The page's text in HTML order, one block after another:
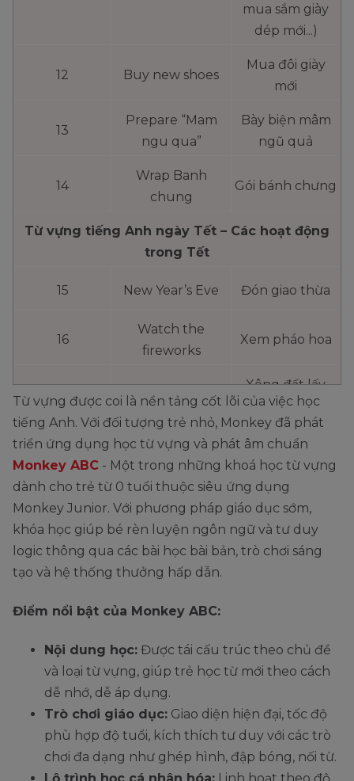
mua sắm giày
dép mới...)
12 Buy new shoes
Mua đôi giày
mới
13
Prepare “Mam
ngu qua”
Bày biện mâm
ngũ quả
14
Wrap Banh
chung
Gói bánh chưng
Từ vựng tiếng Anh ngày Tết – Các hoạt động
trong Tết
15 New Year’s Eve Đón giao thừa
16
Watch the
fireworks
Xem pháo hoa
First visit
Xông đất lấy
may
18
Exchange New
year’s wishes
Chúc Tết
19
Visit relatives and
friends
Thăm họ hàng
bạn bè
Receive red
envelope
Nhận bao lì xì
21
Go to the pagoda
Ask for
calligraphy
pictures
Xin chữ thư
23
Watch Tet’s TV
series
Xem chương
trình/ phim Tết
Từ vựng được coi là nền tảng cốt lõi của việc học
tiếng Anh. Với đối tượng trẻ nhỏ, Monkey đã phát
triển ứng dụng học từ vựng và phát âm chuẩn
Monkey ABC - Một trong những khoá học từ vựng
dành cho trẻ từ 0 tuổi thuộc siêu ứng dụng
Monkey Junior. Với phương pháp giáo dục sớm,
khóa học giúp bé rèn luyện ngôn ngữ và tư duy
logic thông qua các bài học bài bản, trò chơi sáng
tạo và hệ thống thưởng hấp dẫn.
Điểm nổi bật của Monkey ABC:
Nội dung học: Được tái cấu trúc theo chủ đề
và loại từ vựng, giúp trẻ học từ mới theo cách
dễ nhớ, dễ áp dụng.
Trò chơi giáo dục: Giao diện hiện đại, tốc độ
phù hợp độ tuổi, kích thích tư duy với các trò
chơi đa dạng như ghép hình, đập bóng, nối từ.